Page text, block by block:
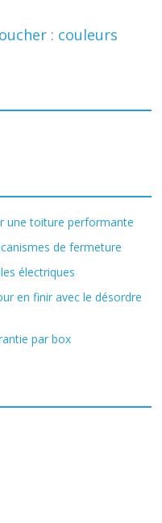
: couleurs
une toiture performante
de fermeture
électriques
en finir avec le désordre
par box